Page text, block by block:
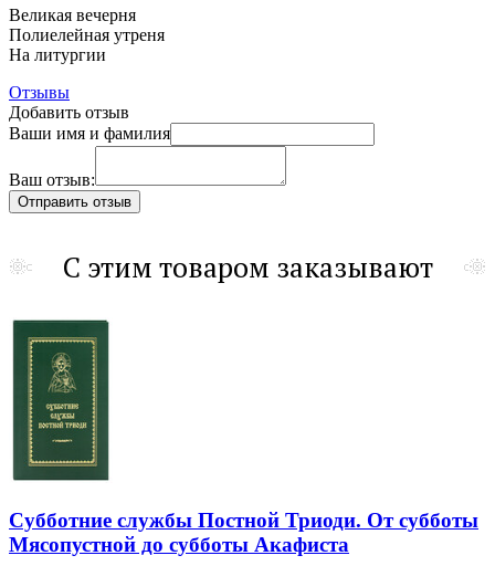
Великая вечерня
Полиелейная утреня
На литургии
Отзывы
Добавить отзыв
Ваши имя и фамилия
Ваш отзыв:
С этим товаром заказывают
Субботние службы Постной Триоди. От субботы
Мясопустной до субботы Акафиста